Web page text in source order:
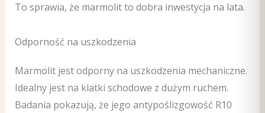
To sprawia, że marmolit to dobra inwestycja na lata.
Odporność na uszkodzenia
Marmolit jest odporny na uszkodzenia mechaniczne.
Idealny jest na klatki schodowe z dużym ruchem.
Badania pokazują, że jego antypoślizgowość R10